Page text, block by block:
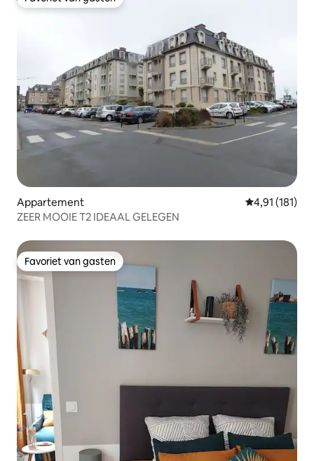
Favoriet van gasten
Appartement Gemiddelde
4,91 (181)
ZEER MOOIE T2 IDEAAL GELEGEN
Favoriet van gasten
Favoriet van gasten